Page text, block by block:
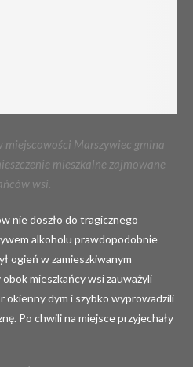
miejscowości Marszywiec gmina
mieszkalne zajmowane
wsi.
nie doszło do tragicznego
alkoholu prawdopodobnie
ogień w zamieszkiwanym
mieszkańcy wsi zauważyli
okienny dym i szybko wyprowadzili
Po chwili na miejsce przyjechały